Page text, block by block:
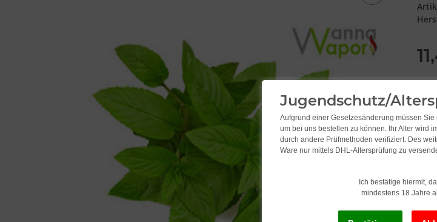
inkl.
Jugendschutz/
Aufgrund einer Gesetzesänderung müssen
um bei uns bestellen zu können. Ihr Alter wird
durch andere Prüfmethoden verifiziert. Des
Ware nur mittels DHL-Altersprüfung zu
Ich bestätige hiermit,
mindestens 18 Jahre